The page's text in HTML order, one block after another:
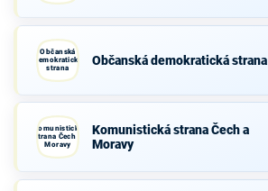
Občanská
demokratická
strana
Občanská demokratická strana
Komunistická
strana Čech a
Moravy
Komunistická strana Čech a
Moravy